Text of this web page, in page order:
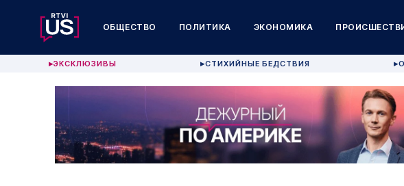
ОБЩЕСТВО ПОЛИТИКА ЭКОНОМИКА
▶ЭКСКЛЮЗИВЫ ▶СТИХИЙНЫЕ БЕДСТВИЯ ▶